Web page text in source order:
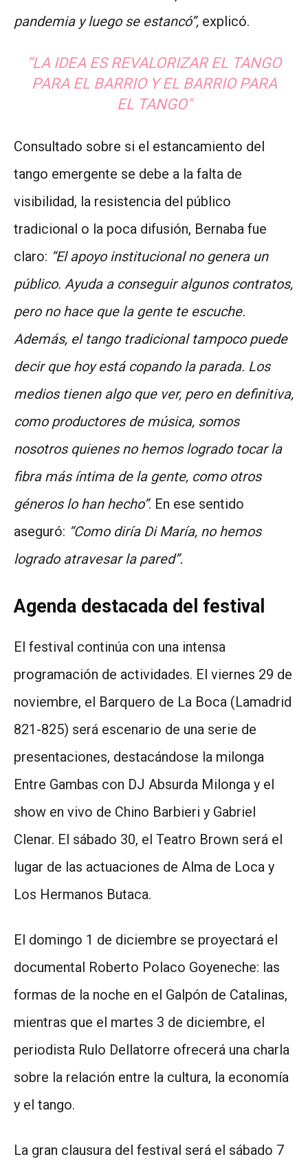
pandemia y luego se estancó”, explicó.
“LA IDEA ES REVALORIZAR EL TANGO
PARA EL BARRIO Y EL BARRIO PARA
EL TANGO"
Consultado sobre si el estancamiento del
tango emergente se debe a la falta de
visibilidad, la resistencia del público
tradicional o la poca difusión, Bernaba fue
claro: “El apoyo institucional no genera un
público. Ayuda a conseguir algunos contratos,
pero no hace que la gente te escuche.
Además, el tango tradicional tampoco puede
decir que hoy está copando la parada. Los
medios tienen algo que ver, pero en definitiva,
como productores de música, somos
nosotros quienes no hemos logrado tocar la
fibra más íntima de la gente, como otros
géneros lo han hecho”. En ese sentido
aseguró: “Como diría Di María, no hemos
logrado atravesar la pared”.
Agenda destacada del festival
El festival continúa con una intensa
programación de actividades. El viernes 29 de
noviembre, el Barquero de La Boca (Lamadrid
821-825) será escenario de una serie de
presentaciones, destacándose la milonga
Entre Gambas con DJ Absurda Milonga y el
show en vivo de Chino Barbieri y Gabriel
Clenar. El sábado 30, el Teatro Brown será el
lugar de las actuaciones de Alma de Loca y
Los Hermanos Butaca.
El domingo 1 de diciembre se proyectará el
documental Roberto Polaco Goyeneche: las
formas de la noche en el Galpón de Catalinas,
mientras que el martes 3 de diciembre, el
periodista Rulo Dellatorre ofrecerá una charla
sobre la relación entre la cultura, la economía
y el tango.
La gran clausura del festival será el sábado 7